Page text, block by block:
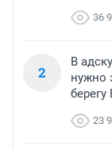
36
2
В
нужно
23